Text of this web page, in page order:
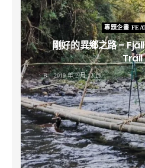
專題企畫
剛好的異鄉之路 –
Trail
B 2019 年 2 月 12 日